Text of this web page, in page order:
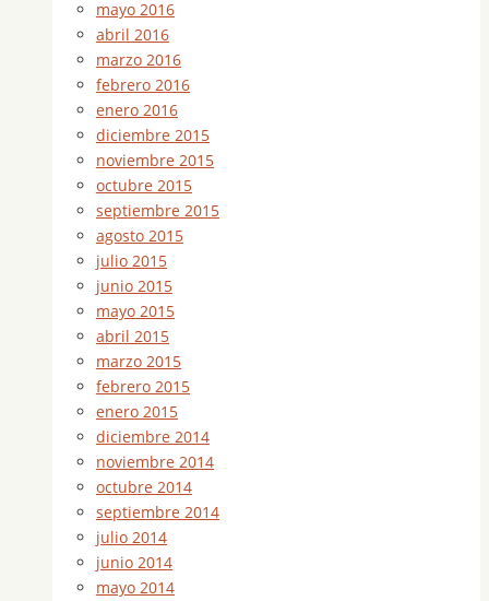
mayo 2016
abril 2016
marzo 2016
febrero 2016
enero 2016
diciembre 2015
noviembre 2015
octubre 2015
septiembre 2015
agosto 2015
julio 2015
junio 2015
mayo 2015
abril 2015
marzo 2015
febrero 2015
enero 2015
diciembre 2014
noviembre 2014
octubre 2014
septiembre 2014
julio 2014
junio 2014
mayo 2014